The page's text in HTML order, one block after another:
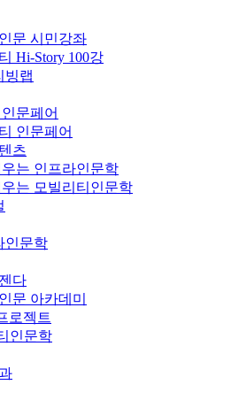
문 시민강좌
Hi-Story 100강
빙랩
문페어
인문페어
츠
는 인프라인문학
는 모빌리티인문학
인문학
다
문 아카데미
로젝트
인문학